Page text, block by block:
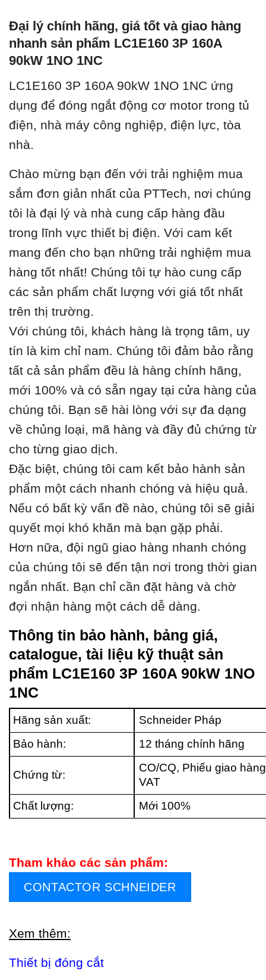
Đại lý chính hãng, giá tốt và giao hàng
nhanh sản phẩm LC1E160 3P 160A
90kW 1NO 1NC
LC1E160 3P 160A 90kW 1NO 1NC ứng
dụng để đóng ngắt động cơ motor trong tủ
điện, nhà máy công nghiệp, điện lực, tòa
nhà.
Chào mừng bạn đến với trải nghiệm mua
sắm đơn giản nhất của PTTech, nơi chúng
tôi là đại lý và nhà cung cấp hàng đầu
trong lĩnh vực thiết bị điện. Với cam kết
mang đến cho bạn những trải nghiệm mua
hàng tốt nhất! Chúng tôi tự hào cung cấp
các sản phẩm chất lượng với giá tốt nhất
trên thị trường.
Với chúng tôi, khách hàng là trọng tâm, uy
tín là kim chỉ nam. Chúng tôi đảm bảo rằng
tất cả sản phẩm đều là hàng chính hãng,
mới 100% và có sẵn ngay tại cửa hàng của
chúng tôi. Bạn sẽ hài lòng với sự đa dạng
về chủng loại, mã hàng và đầy đủ chứng từ
cho từng giao dịch.
Đặc biệt, chúng tôi cam kết bảo hành sản
phẩm một cách nhanh chóng và hiệu quả.
Nếu có bất kỳ vấn đề nào, chúng tôi sẽ giải
quyết mọi khó khăn mà bạn gặp phải.
Hơn nữa, đội ngũ giao hàng nhanh chóng
của chúng tôi sẽ đến tận nơi trong thời gian
ngắn nhất. Bạn chỉ cần đặt hàng và chờ
đợi nhận hàng một cách dễ dàng.
Thông tin bảo hành, bảng giá,
catalogue, tài liệu kỹ thuật sản
phẩm LC1E160 3P 160A 90kW 1NO
1NC
Hãng sản xuất:
Schneider Pháp
Bảo hành:
12 tháng chính hãng
Chứng từ:
CO/CQ, Phiếu giao
VAT
Chất lượng:
Mới 100%
Tham khảo các sản phẩm:
CONTACTOR SCHNEIDER
Xem thêm:
Thiết bị đóng cắt